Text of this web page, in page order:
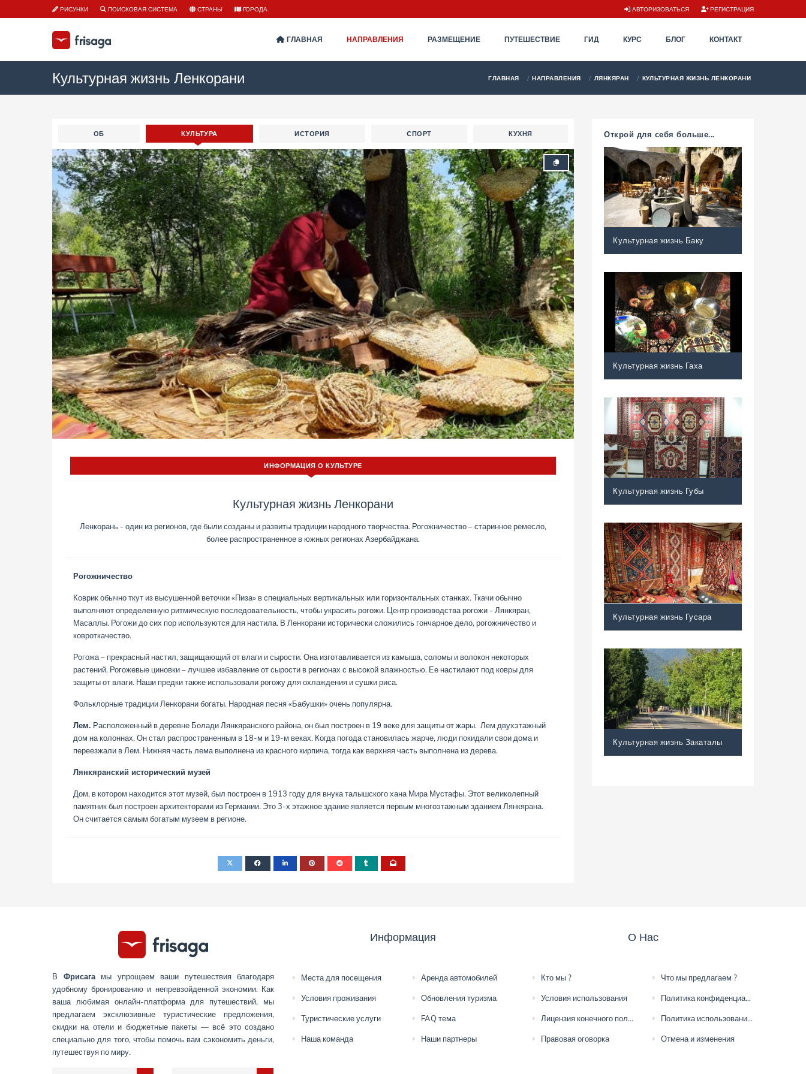
РИСУНКИ ПОИСКОВАЯ СИСТЕМА СТРАНЫ ГОРОДА АВТОРИЗОВАТЬСЯ РЕГИСТРАЦИЯ
ГЛАВНАЯ НАПРАВЛЕНИЯ РАЗМЕЩЕНИЕ ПУТЕШЕСТВИЕ ГИД КУРС БЛОГ КОНТАКТ
Культурная жизнь Ленкорани ГЛАВНАЯ НАПРАВЛЕНИЯ ЛЯНКЯРАН КУЛЬТУРНАЯ ЖИЗНЬ ЛЕНКОРАНИ
ОБ КУЛЬТУРА ИСТОРИЯ CПОРТ КУХНЯ
ИНФОРМАЦИЯ О КУЛЬТУРЕ
Культурная жизнь Ленкорани
Ленкорань - один из регионов, где были созданы и развиты традиции народного творчества. Рогожничество – старинное ремесло,
более распространенное в южных регионах Азербайджана.
Рогожничество
Коврик обычно ткут из высушенной веточки «Пиза» в специальных вертикальных или горизонтальных станках. Ткачи обычно
выполняют определенную ритмическую последовательность, чтобы украсить рогожи. Центр производства рогожи - Лянкяран,
Масаллы. Рогожи до сих пор используются для настила. В Ленкорани исторически сложились гончарное дело, рогожничество и
ковроткачество.
Рогожа – прекрасный настил, защищающий от влаги и сырости. Она изготавливается из камыша, соломы и волокон некоторых
растений. Рогожевые циновки – лучшее избавление от сырости в регионах с высокой влажностью. Ее настилают под ковры для
защиты от влаги. Наши предки также использовали рогожу для охлаждения и сушки риса.
Фольклорные традиции Ленкорани богаты. Народная песня «Бабушки» очень популярна.
Лем. Расположенный в деревне Болади Лянкяранского района, он был построен в 19 веке для защиты от жары. Лем двухэтажный
дом на колоннах. Он стал распространенным в 18-м и 19-м веках. Когда погода становилась жарче, люди покидали свои дома и
переезжали в Лем. Нижняя часть лема выполнена из красного кирпича, тогда как верхняя часть выполнена из дерева.
Лянкяранский исторический музей
Дом, в котором находится этот музей, был построен в 1913 году для внука талышского хана Мира Мустафы. Этот великолепный
памятник был построен архитекторами из Германии. Это 3-х этажное здание является первым многоэтажным зданием Лянкярана.
Он считается самым богатым музеем в регионе.
Открой для себя больше...
Культурная жизнь Баку
Культурная жизнь Гаха
Культурная жизнь Губы
Культурная жизнь Гусара
Культурная жизнь Закаталы
В Фрисагамы упрощаем ваши путешествия благодаря
удобному бронированию и непревзойденной экономии. Как
ваша любимая онлайн-платформа для путешествий, мы
предлагаем эксклюзивные туристические предложения,
скидки на отели и бюджетные пакеты — всё это создано
специально для того, чтобы помочь вам сэкономить деньги,
путешествуя по миру.
Информация
Места для посещения Аренда автомобилей
Условия проживания Обновления туризма
Туристические услуги FAQ тема
Наша команда Наши партнеры
О Нас
Кто мы ? Что мы предлагаем ?
Условия использования Политика конфиденциальности
Лицензия конечного пользователя Политика использования файлов cookie
Правовая оговорка Отмена и изменения